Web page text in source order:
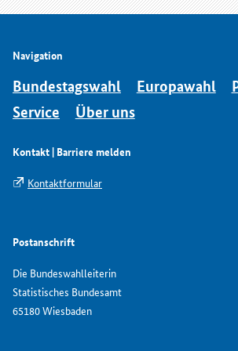
Navigation
Bundestagswahl Europawahl
Service
Über uns
Kontakt | Barriere melden
Kontaktformular
Postanschrift
Die Bundeswahlleiterin
Statistisches Bundesamt
65180 Wiesbaden